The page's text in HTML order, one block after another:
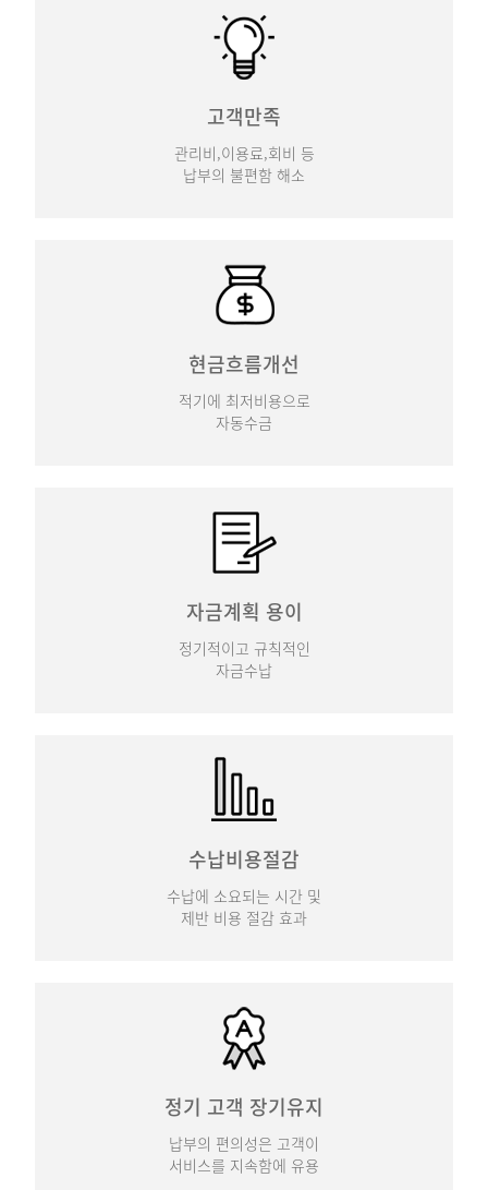
고객만족
관리비,이용료,회비 등
납부의 불편함 해소
현금흐름개선
적기에 최저비용으로
자동수금
자금계획 용이
정기적이고 규칙적인
자금수납
수납비용절감
수납에 소요되는 시간 및
제반 비용 절감 효과
정기 고객 장기유지
납부의 편의성은 고객이
서비스를 지속함에 유용